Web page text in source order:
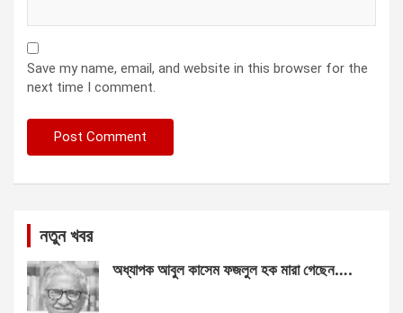
Save my name, email, and website in this browser for the
next time I comment.
নতুন খবর
অধ্যাপক আবুল কাসেম ফজলুল হক মারা গেছেন….